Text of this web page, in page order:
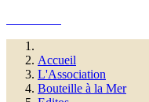
Accueil
L'Association
Bouteille à la Mer